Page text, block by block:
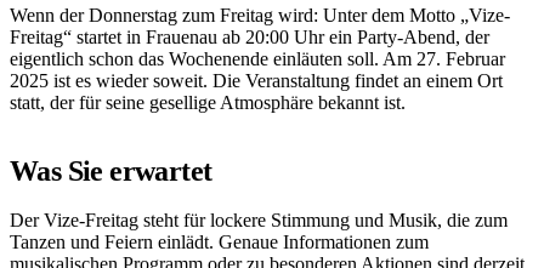
Wenn der Donnerstag zum Freitag wird: Unter dem Motto „Vize-
Freitag“ startet in Frauenau ab 20:00 Uhr ein Party-Abend, der
eigentlich schon das Wochenende einläuten soll. Am 27. Februar
2025 ist es wieder soweit. Die Veranstaltung findet an einem Ort
statt, der für seine gesellige Atmosphäre bekannt ist.
Was Sie erwartet
Der Vize-Freitag steht für lockere Stimmung und Musik, die zum
Tanzen und Feiern einlädt. Genaue Informationen zum
musikalischen Programm oder zu besonderen Aktionen sind derzeit